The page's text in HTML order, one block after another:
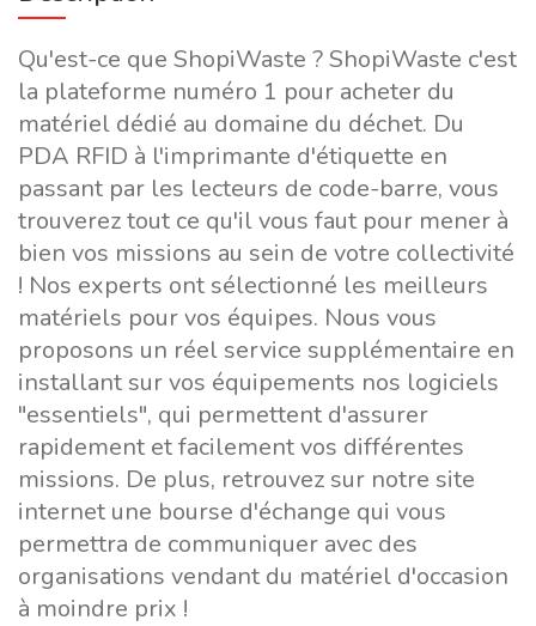
Qu'est-ce que ShopiWaste ? ShopiWaste c'est
la plateforme numéro 1 pour acheter du
matériel dédié au domaine du déchet. Du
PDA RFID à l'imprimante d'étiquette en
passant par les lecteurs de code-barre, vous
trouverez tout ce qu'il vous faut pour mener à
bien vos missions au sein de votre collectivité
! Nos experts ont sélectionné les meilleurs
matériels pour vos équipes. Nous vous
proposons un réel service supplémentaire en
installant sur vos équipements nos logiciels
"essentiels", qui permettent d'assurer
rapidement et facilement vos différentes
missions. De plus, retrouvez sur notre site
internet une bourse d'échange qui vous
permettra de communiquer avec des
organisations vendant du matériel d'occasion
à moindre prix !